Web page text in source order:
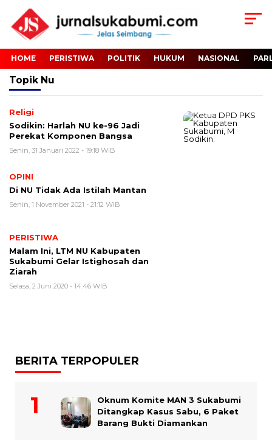
HOME PERISTIWA POLITIK HUKUM NASIONAL
Topik Nu
Religi
Sodikin: Harlah NU ke-96 Jadi
Perekat Komponen Bangsa
Senin, 31 Januari 2022 - 19:18 WIB
OPINI
Di NU Tidak Ada Istilah Mantan
Senin, 1 November 2021 - 21:12 WIB
PERISTIWA
Malam Ini, LTM NU Kabupaten
Sukabumi Gelar Istighosah dan
Ziarah
Selasa, 2 Juni 2020 - 14:46 WIB
BERITA TERPOPULER
Oknum Komite MAN 3 Sukabumi
Ditangkap Kasus Sabu, 6 Paket
Barang Bukti Diamankan